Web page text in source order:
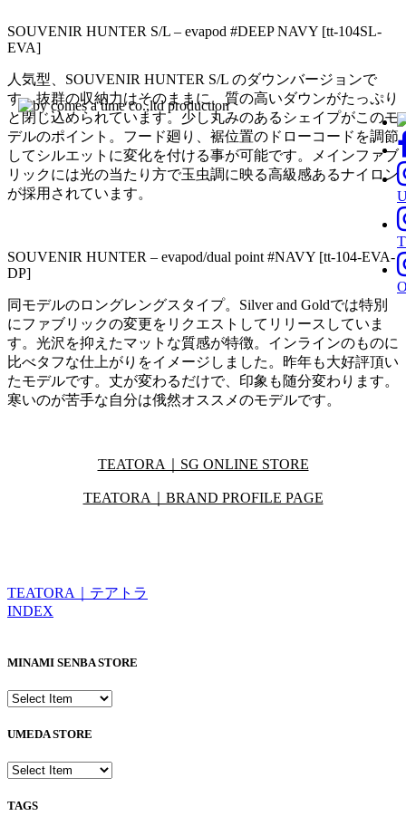
T
SOUVENIR HUNTER S/L – evapod #DEEP NAVY [tt-104SL-
EVA]
人気型、SOUVENIR HUNTER S/L のダウンバージョンで
す。抜群の収納力はそのままに、質の高いダウンがたっぷり
と閉じ込められています。少し丸みのあるシェイプがこのモ
デルのポイント。フード廻り、裾位置のドローコードを調節
してシルエットに変化を付ける事が可能です。メインファブ
リックには光の当たり方で玉虫調に映る高級感あるナイロン
が採用されています。
SOUVENIR HUNTER – evapod/dual point #NAVY [tt-104-EVA-
DP]
同モデルのロングレングスタイプ。Silver and Goldでは特別
にファブリックの変更をリクエストしてリリースしていま
す。光沢を抑えたマットな質感が特徴。インラインのものに
比べタフな仕上がりをイメージしました。昨年も大好評頂い
たモデルです。丈が変わるだけで、印象も随分変わります。
寒いのが苦手な自分は俄然オススメのモデルです。
TEATORA｜SG ONLINE STORE
TEATORA｜BRAND PROFILE PAGE
TEATORA｜テアトラ
INDEX
MINAMI SENBA STORE
UMEDA STORE
TAGS